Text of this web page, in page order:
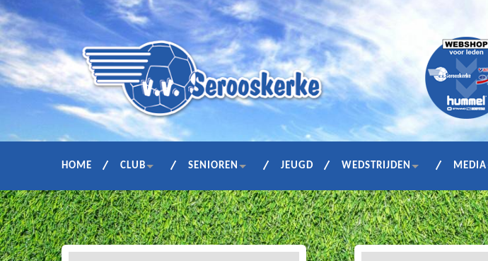
HOME CLUB SENIOREN JEUGD WEDSTRIJDEN MEDIA